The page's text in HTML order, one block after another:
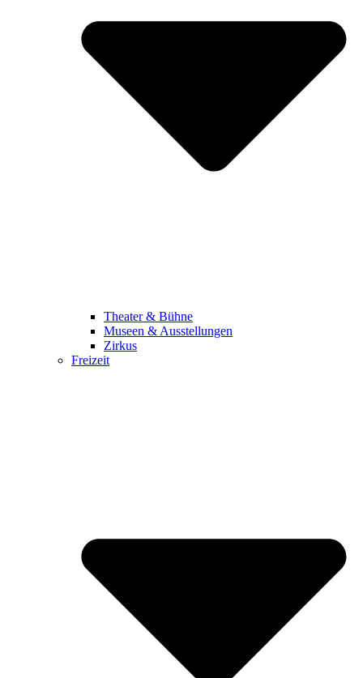
Theater & Bühne
Museen & Ausstellungen
Zirkus
Freizeit